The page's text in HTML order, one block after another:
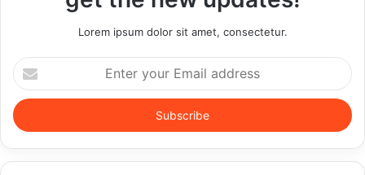
Lorem ipsum dolor sit amet, consectetur.
Enter
your
Email
address